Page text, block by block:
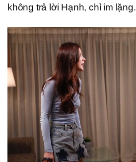
không trả lời Hạnh, chỉ im lặng.